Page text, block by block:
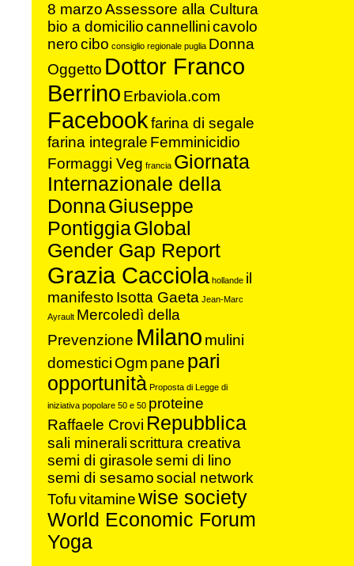
8 marzoAssessore alla Cultura
bio a domiciliocannellinicavolo
nerocibo consiglio regionale puglia Donna
Oggetto Dottor Franco
Berrino Erbaviola.com
Facebookfarina di segale
farina integrale Femminicidio
Formaggi Veg francia Giornata
Internazionale della
DonnaGiuseppe
PontiggiaGlobal
Gender Gap Report
Grazia Cacciola hollande il
manifesto Isotta Gaeta Jean-Marc
Ayrault Mercoledì della
Prevenzione Milano mulini
domestici Ogm pane pari
opportunità Proposta di Legge di
iniziativa popolare 50 e 50 proteine
Raffaele Crovi Repubblica
sali mineraliscrittura creativa
semi di girasolesemi di lino
semi di sesamosocial network
Tofuvitaminewise society
World Economic Forum
Yoga